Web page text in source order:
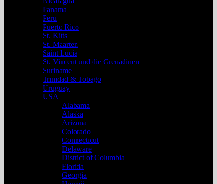
Panama
Peru
Puerto Rico
St. Kitts
St. Maarten
Saint Lucia
St. Vincent und die Grenadinen
Suriname
Trinidad & Tobago
Uruguay
USA
Alabama
Alaska
Arizona
Colorado
Connecticut
Delaware
District of Columbia
Florida
Georgia